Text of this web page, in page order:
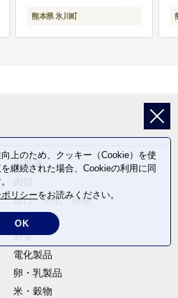
熊本県 氷川町
定期便
旅行・宿泊・体験
麺類
野菜
電化製品
卵・乳製品
米・穀物
上のため、クッキー（Cookie）を使
継続された場合、Cookieの利用に同
リシーをお読みください。
OK